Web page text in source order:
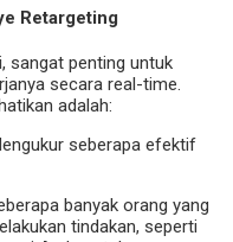
Retargeting
sangat penting untuk
secara real-time.
adalah:
seberapa efektif
banyak orang yang
tindakan, seperti